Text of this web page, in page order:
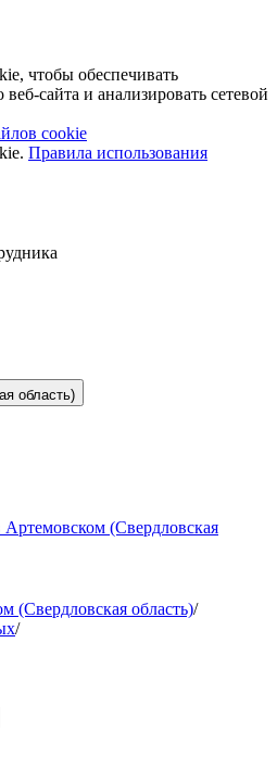
чтобы обеспечивать
сайта и анализировать сетевой
cookie
Правила использования
область)
(Свердловская
(Свердловская область)/
/